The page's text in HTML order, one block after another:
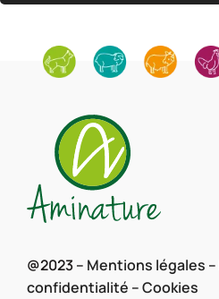
@2023 – Mentions légales –
confidentialité –Cookies